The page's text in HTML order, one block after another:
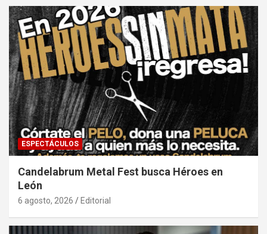
ESPECTÁCULOS
Candelabrum Metal Fest busca Héroes en
León
6 agosto, 2026 Editorial